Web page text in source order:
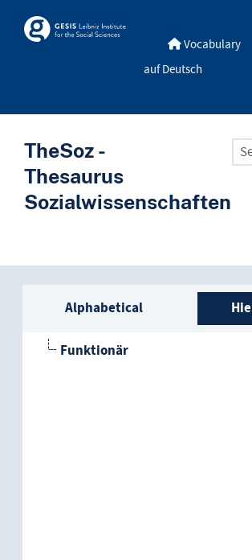
Skosmos Vocabulary
auf Deutsch
TheSoz -
Thesaurus
Sozialwissenschaften
Sidebar listing: list
Alphabetical
Funktionär